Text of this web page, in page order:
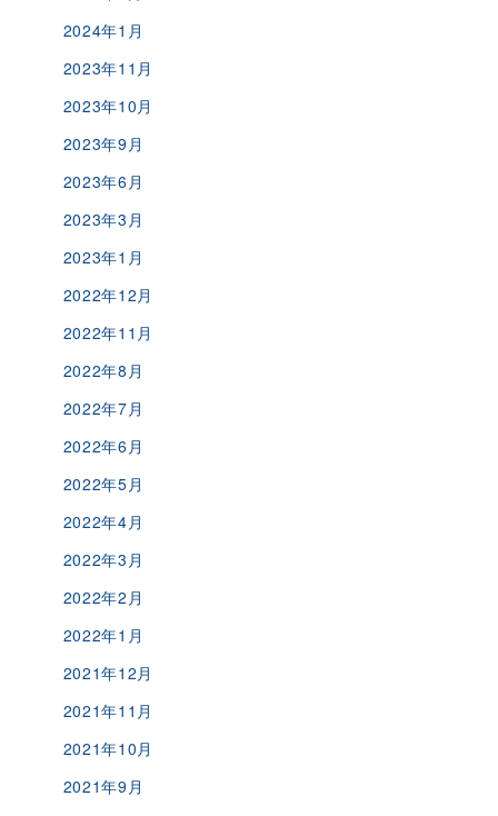
2024年1月
2023年11月
2023年10月
2023年9月
2023年6月
2023年3月
2023年1月
2022年12月
2022年11月
2022年8月
2022年7月
2022年6月
2022年5月
2022年4月
2022年3月
2022年2月
2022年1月
2021年12月
2021年11月
2021年10月
2021年9月